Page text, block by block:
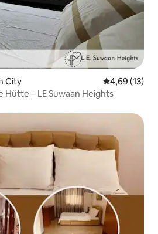
City
4,69 (13)
Hütte – LE Suwaan Heights